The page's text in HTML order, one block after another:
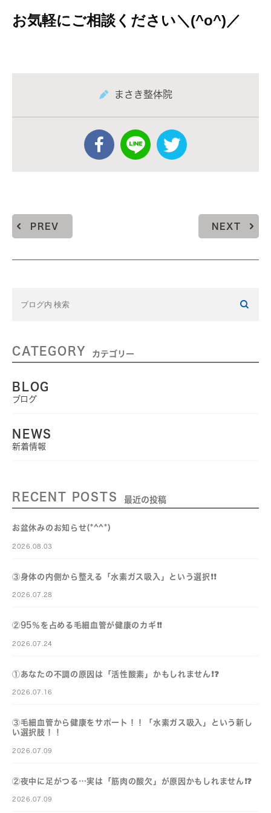
お気軽にご相談ください＼(^o^)／
まさき整体院
PREV NEXT
CATEGORY カテゴリー
BLOG
ブログ
NEWS
新着情報
RECENT POSTS 最近の投稿
お盆休みのお知らせ(*^^*)
2026.08.03
③身体の内側から整える「水素ガス吸入」という選択❗️❗️
2026.07.28
②95％を占める毛細血管が健康のカギ❗️❗️
2026.07.24
①あなたの不調の原因は「活性酸素」かもしれません❗️❓️
2026.07.16
③毛細血管から健康をサポート！！「水素ガス吸入」という新し
い選択肢！！
2026.07.09
②夜中に足がつる…実は「筋肉の酸欠」が原因かもしれません❗️❓️
2026.07.09